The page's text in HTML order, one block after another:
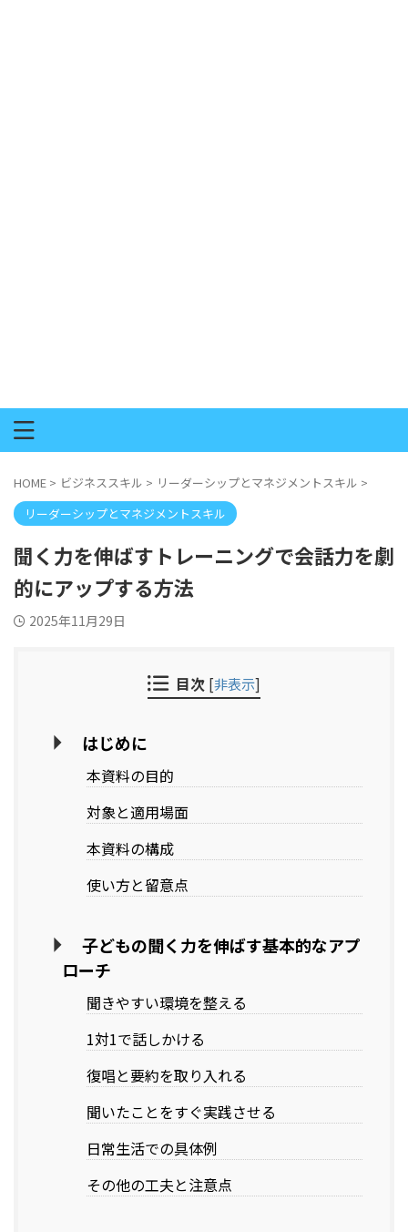
HOME > ビジネススキル > リーダーシップとマネジメントスキル >
リーダーシップとマネジメントスキル
聞く力を伸ばすトレーニングで会話力を劇
的にアップする方法
2025年11月29日
目次 [非表示]
はじめに
本資料の目的
対象と適用場面
本資料の構成
使い方と留意点
子どもの聞く力を伸ばす基本的なアプ
ローチ
聞きやすい環境を整える
1対1で話しかける
復唱と要約を取り入れる
聞いたことをすぐ実践させる
日常生活での具体例
その他の工夫と注意点